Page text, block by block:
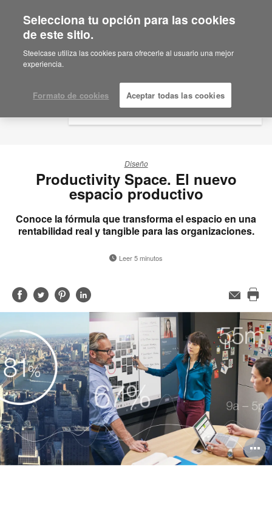
Are you in United States?
Would you like to see Products we sell in
your region?
English
Español
Diseño
Productivity Space. El nuevo
espacio productivo
Conoce la fórmula que transforma el espacio en una
rentabilidad real y tangible para las organizaciones.
Leer 5 minutos
Compartir
en
Compartir
en
Twitter
Compartir
en
Pinterest
Compartir
en
Linked-
in
Correo
Selecciona tu opción para las cookies
de este sitio.
Steelcase utiliza las cookies para ofrecerle al usuario una mejor
experiencia.
Formato de cookies Aceptar todas las cookies